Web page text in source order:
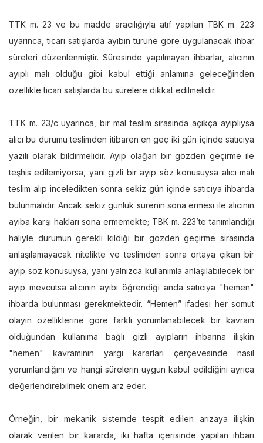
TTK m. 23 ve bu madde aracılığıyla atıf yapılan TBK m. 223
uyarınca, ticari satışlarda ayıbın türüne göre uygulanacak ihbar
süreleri düzenlenmiştir. Süresinde yapılmayan ihbarlar, alıcının
ayıplı malı olduğu gibi kabul ettiği anlamına geleceğinden
özellikle ticari satışlarda bu sürelere dikkat edilmelidir.
TTK m. 23/c uyarınca, bir mal teslim sırasında açıkça ayıplıysa
alıcı bu durumu teslimden itibaren en geç iki gün içinde satıcıya
yazılı olarak bildirmelidir. Ayıp olağan bir gözden geçirme ile
teşhis edilemiyorsa, yani gizli bir ayıp söz konusuysa alıcı malı
teslim alıp inceledikten sonra sekiz gün içinde satıcıya ihbarda
bulunmalıdır. Ancak sekiz günlük sürenin sona ermesi ile alıcının
ayıba karşı hakları sona ermemekte; TBK m. 223’te tanımlandığı
haliyle durumun gerekli kıldığı bir gözden geçirme sırasında
anlaşılamayacak nitelikte ve teslimden sonra ortaya çıkan bir
ayıp söz konusuysa, yani yalnızca kullanımla anlaşılabilecek bir
ayıp mevcutsa alıcının ayıbı öğrendiği anda satıcıya "hemen"
ihbarda bulunması gerekmektedir. “Hemen” ifadesi her somut
olayın özelliklerine göre farklı yorumlanabilecek bir kavram
olduğundan kullanıma bağlı gizli ayıpların ihbarına ilişkin
"hemen" kavramının yargı kararları çerçevesinde nasıl
yorumlandığını ve hangi sürelerin uygun kabul edildiğini ayrıca
değerlendirebilmek önem arz eder.
Örneğin, bir mekanik sistemde tespit edilen arızaya ilişkin
olarak verilen bir kararda, iki hafta içerisinde yapılan ihbarı